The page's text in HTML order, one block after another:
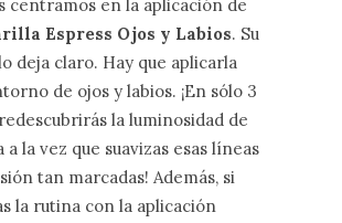
centramos en la aplicación de
Espress Ojos y Labios. Su
deja claro. Hay que aplicarla
de ojos y labios. ¡En sólo 3
la luminosidad de
a la vez que suavizas esas líneas
tan marcadas! Además, si
la rutina con la aplicación